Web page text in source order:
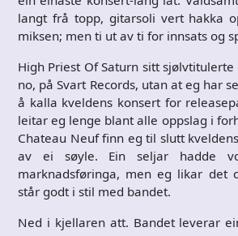
langt frå topp, gitarsoli vert hakka
miksen; men ti ut av ti for innsats og
High Priest Of Saturn sitt
no, på Svart Records, utan at eg har
å kalla kveldens konsert for
leitar eg lenge blant alle oppslag i
Chateau Neuf finn eg til slutt
av ei søyle. Ein seljar hadde
marknadsføringa, men eg likar det
står godt i stil med bandet.
Ned i kjellaren att. Bandet leverar